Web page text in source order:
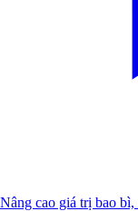
Nâng cao giá trị bao